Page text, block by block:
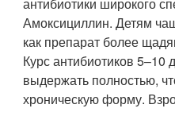
Амоксициллин. Детям
как препарат более
Курс антибиотиков 5–10
выдержать полностью,
хроническую форму.